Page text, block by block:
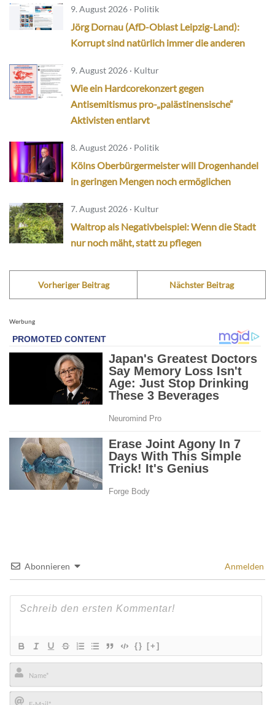
9. August 2026 · Politik
Jörg Dornau (AfD-Oblast Leipzig-Land):
Korrupt sind natürlich immer die anderen
9. August 2026 · Kultur
Wie ein Hardcorekonzert gegen
Antisemitismus pro-„palästinensische“
Aktivisten entlarvt
8. August 2026 · Politik
Kölns Oberbürgermeister will Drogenhandel
in geringen Mengen noch ermöglichen
7. August 2026 · Kultur
Waltrop als Negativbeispiel: Wenn die Stadt
nur noch mäht, statt zu pflegen
Vorheriger Beitrag Nächster Beitrag
Werbung
Abonnieren Anmelden
{} [+]
Name*